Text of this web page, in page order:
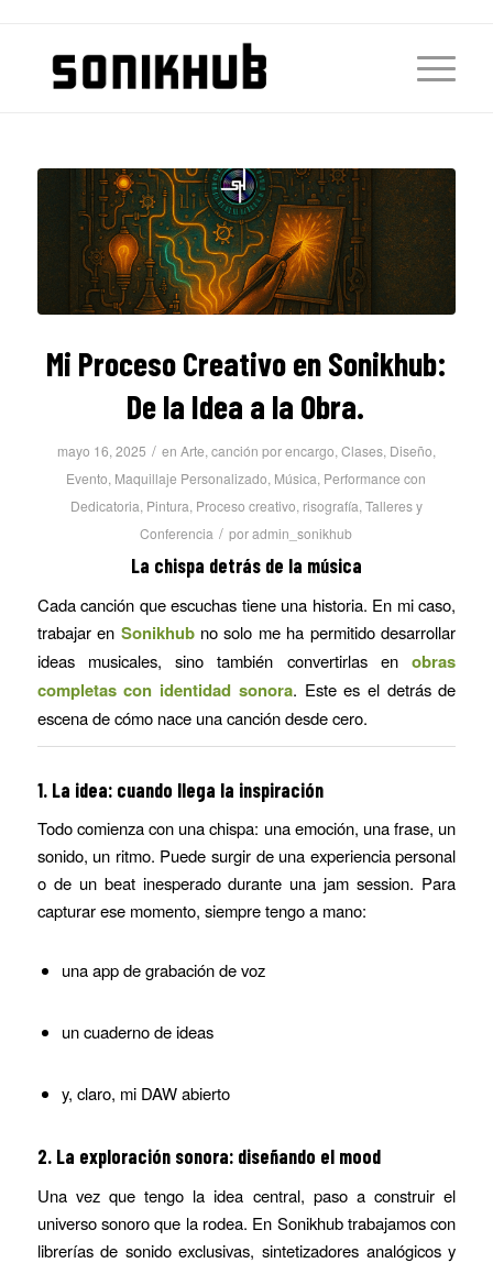
Mi Proceso Creativo en Sonikhub:
De la Idea a la Obra.
mayo 16, 2025 / en Arte, canción por encargo, Clases, Diseño,
Evento, Maquillaje Personalizado, Música, Performance con
Dedicatoria, Pintura, Proceso creativo, risografía, Talleres y
Conferencia / poradmin_sonikhub
La chispa detrás de la música
Cada canción que escuchas tiene una historia. En mi caso,
trabajar en Sonikhubno solo me ha permitido desarrollar
ideas musicales, sino también convertirlas enobras
completas con identidad sonora. Este es el detrás de
escena de cómo nace una canción desde cero.
1. La idea: cuando llega la inspiración
Todo comienza con una chispa: una emoción, una frase, un
sonido, un ritmo. Puede surgir de una experiencia personal
o de un beat inesperado durante una jam session. Para
capturar ese momento, siempre tengo a mano:
una app de grabación de voz
un cuaderno de ideas
y, claro, mi DAW abierto
2. La exploración sonora: diseñando el mood
Una vez que tengo la idea central, paso a construir el
universo sonoro que la rodea. En Sonikhub trabajamos con
librerías de sonido exclusivas, sintetizadores analógicos y